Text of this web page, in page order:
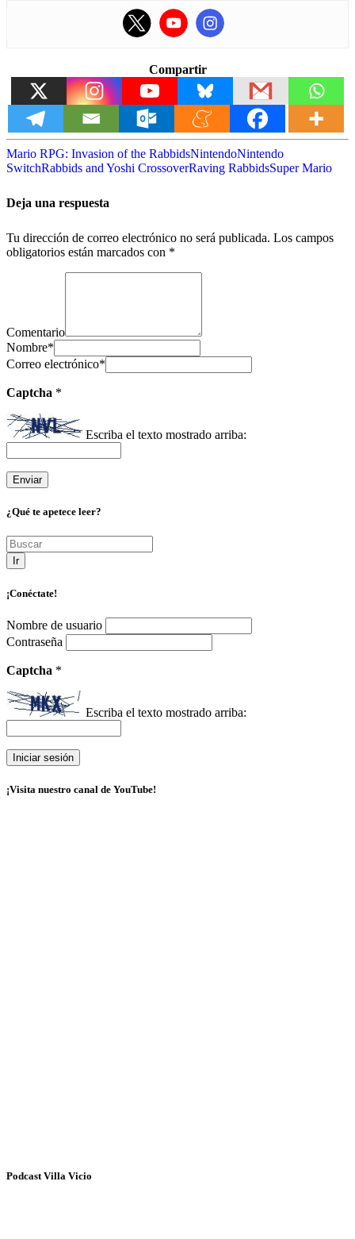
Compartir
Mario RPG: Invasion of the RabbidsNintendoNintendo
SwitchRabbids and Yoshi CrossoverRaving RabbidsSuper Mario
Deja una respuesta
Tu dirección de correo electrónico no será publicada. Los campos
obligatorios están marcados con *
Comentario
Nombre*
Correo electrónico*
Captcha *
Escriba el texto mostrado arriba:
¿Qué te apetece leer?
Ir
¡Conéctate!
Nombre de usuario
Contraseña
Captcha *
Escriba el texto mostrado arriba:
¡Visita nuestro canal de YouTube!
Podcast Villa Vicio